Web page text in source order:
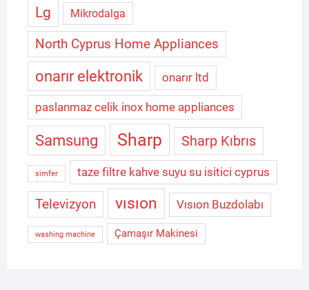
Lg Mikrodalga
North Cyprus Home Appliances
onarır elektronik onarır ltd
paslanmaz celik inox home appliances
Samsung Sharp Sharp Kıbrıs
simfer taze filtre kahve suyu su isitici cyprus
Televizyon vısıon Vısıon Buzdolabı
washing machine Çamaşır Makinesi